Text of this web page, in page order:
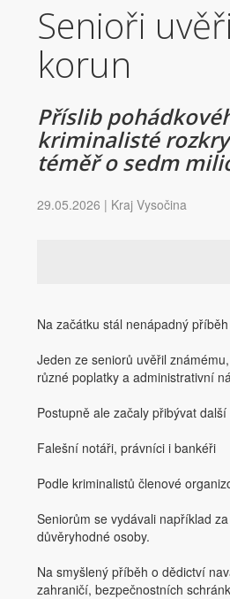
Senioři
korun
Příslib
kriminalisté
téměř o sedm
29.05.2026 | Kraj Vysočina
Na začátku stál nenápadný
Jeden ze seniorů uvěřil
různé poplatky a administrativní
Postupně ale začaly přibývat
Falešní notáři, právníci i bankéři
Podle kriminalistů členové
Seniorům se vydávali například
důvěryhodné osoby.
Na smyšlený příběh o dědictví
zahraničí, bezpečnostních